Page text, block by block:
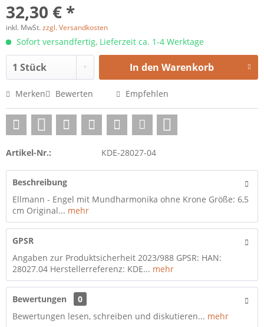
32,30 € *
inkl. MwSt.zzgl. Versandkosten
Sofort versandfertig, Lieferzeit ca. 1-4 Werktage
In den Warenkorb
Merken Bewerten Empfehlen
Artikel-Nr.: KDE-28027-04
Beschreibung
Ellmann - Engel mit Mundharmonika ohne Krone Größe: 6,5
cm Original... mehr
GPSR
Angaben zur Produktsicherheit 2023/988 GPSR: HAN:
28027.04 Herstellerreferenz: KDE... mehr
Bewertungen
0
Bewertungen lesen, schreiben und diskutieren... mehr